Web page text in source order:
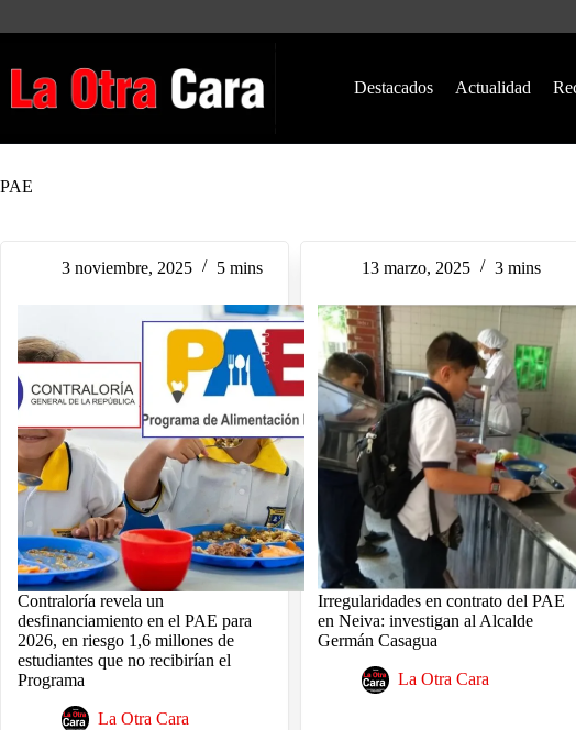
Destacados Actualidad
PAE
3 noviembre, 2025 5 mins
Contraloría revela un
desfinanciamiento en el PAE para
2026, en riesgo 1,6 millones de
estudiantes que no recibirían el
Programa
La Otra Cara
13 marzo, 2025 3 mins
Irregularidades en contrato del PAE
en Neiva: investigan al Alcalde
Germán Casagua
La Otra Cara